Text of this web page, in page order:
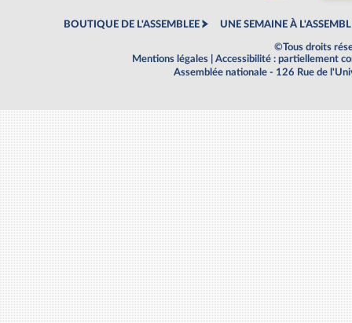
BOUTIQUE DE L'ASSEMBLEE UNE SEMAINE À
©Tous droits
Mentions légales
Accessibilité : partiellement
Assemblée nationale - 126 Rue de